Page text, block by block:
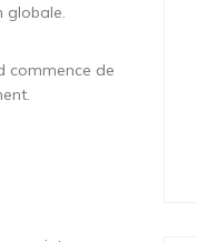
globale.
commence de